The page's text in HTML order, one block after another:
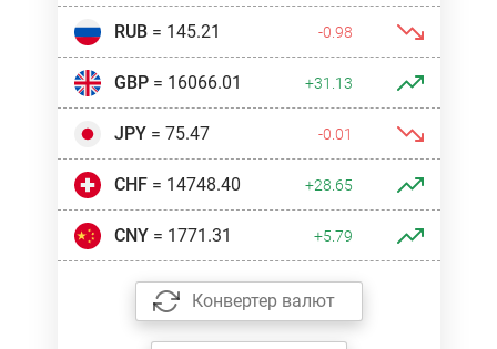
RUB= 145.21 -0.98
GBP= 16066.01 +31.13
JPY= 75.47 -0.01
CHF= 14748.40 +28.65
CNY= 1771.31 +5.79
Конвертер валют